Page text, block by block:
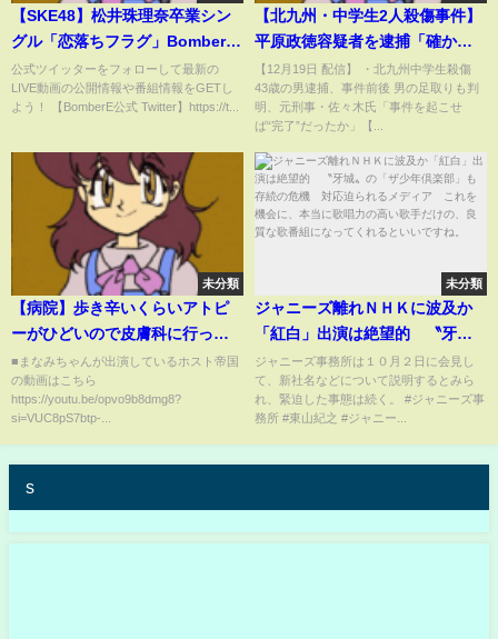
【SKE48】松井珠理奈卒業シン
グル「恋落ちフラグ」BomberE
LIVE
公式ツイッターをフォローして最新の
LIVE動画の公開情報や番組情報をGETし
よう！ 【BomberE公式 Twitter】https://t...
【北九州・中学生2人殺傷事件】
平原政徳容疑者を逮捕「確かに
その行為をしました」 自宅は現
場から車で約5分 男子生徒への
殺人未遂容疑 入店から逃走ま
明【関連ニュースまとめ】
【12月19日 配信】 ・北九州中学生殺傷
43歳の男逮捕、事件前後 男の足取りも判
明、元刑事・佐々木氏「事件を起こせ
ば“完了”だったか」【...
未分類
【病院】歩き辛いくらいアトピ
ーがひどいので皮膚科に行って
きました。
■まなみちゃんが出演しているホスト帝国
の動画はこちら
https://youtu.be/opvo9b8dmg8?
si=VUC8pS7btp-...
未分類
ジャニーズ離れＮＨＫに波及か
「紅白」出演は絶望的 〝牙
城〟の「ザ少年倶楽部」も存続
の危機 対応迫られるメディ
ア これを機会に、本当に歌唱
番組になってくれるといいです
ジャニーズ事務所は１０月２日に会見し
て、新社名などについて説明するとみら
れ、緊迫した事態は続く。 #ジャニーズ事
務所 #東山紀之 #ジャニー...
s